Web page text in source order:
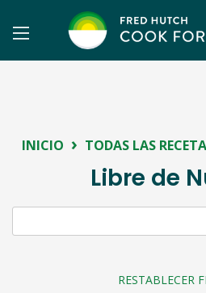
INICIO › TODAS LAS
Libre de
RESTABLECER